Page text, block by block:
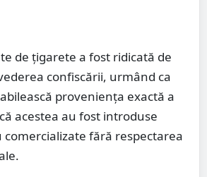
de țigarete a fost ridicată de
confiscării, urmând ca
proveniența exactă a
acestea au fost introduse
comercializate fără respectarea